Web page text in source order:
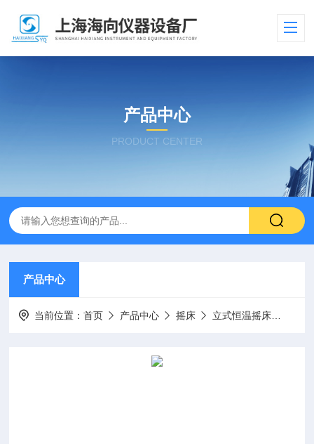
产品中心
PRODUCT CENTER
产品中心
当前位置：首页 产品中心 摇床 立式恒温摇床